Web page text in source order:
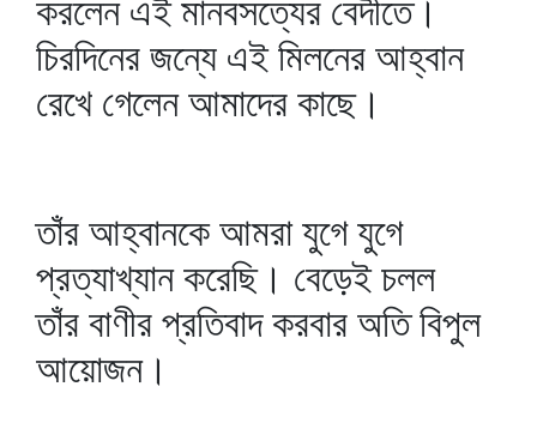
করলেন এই মানবসত্যের বেদীতে।
চিরদিনের জন্যে এই মিলনের আহ্বান
রেখে গেলেন আমাদের কাছে।
তাঁর আহ্বানকে আমরা যুগে যুগে
প্রত্যাখ্যান করেছি। বেড়েই চলল
তাঁর বাণীর প্রতিবাদ করবার অতি বিপুল
আয়োজন।